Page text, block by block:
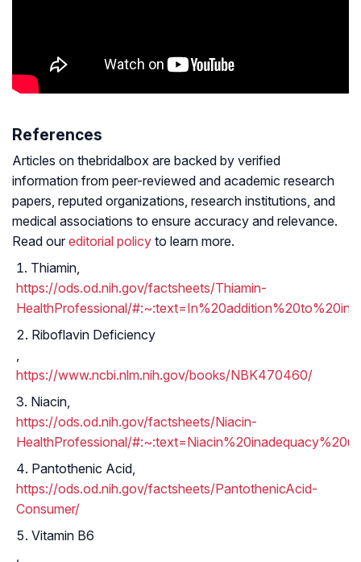
References
Articles on thebridalbox are backed by verified
information from peer-reviewed and academic research
papers, reputed organizations, research institutions, and
medical associations to ensure accuracy and relevance.
Read our editorial policy to learn more.
Thiamin,
https://ods.od.nih.gov/factsheets/Thiamin-
HealthProfessional/
Riboflavin Deficiency
,
https://www.ncbi.nlm.nih.gov/books/NBK470460/
Niacin,
https://ods.od.nih.gov/factsheets/Niacin-
HealthProfessional/
Pantothenic Acid,
https://ods.od.nih.gov/factsheets/PantothenicAcid-
Consumer/
Vitamin B6
,